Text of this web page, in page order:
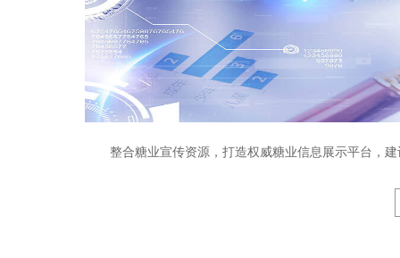
整合糖业宣传资源，打造权威糖业信息展示平台，